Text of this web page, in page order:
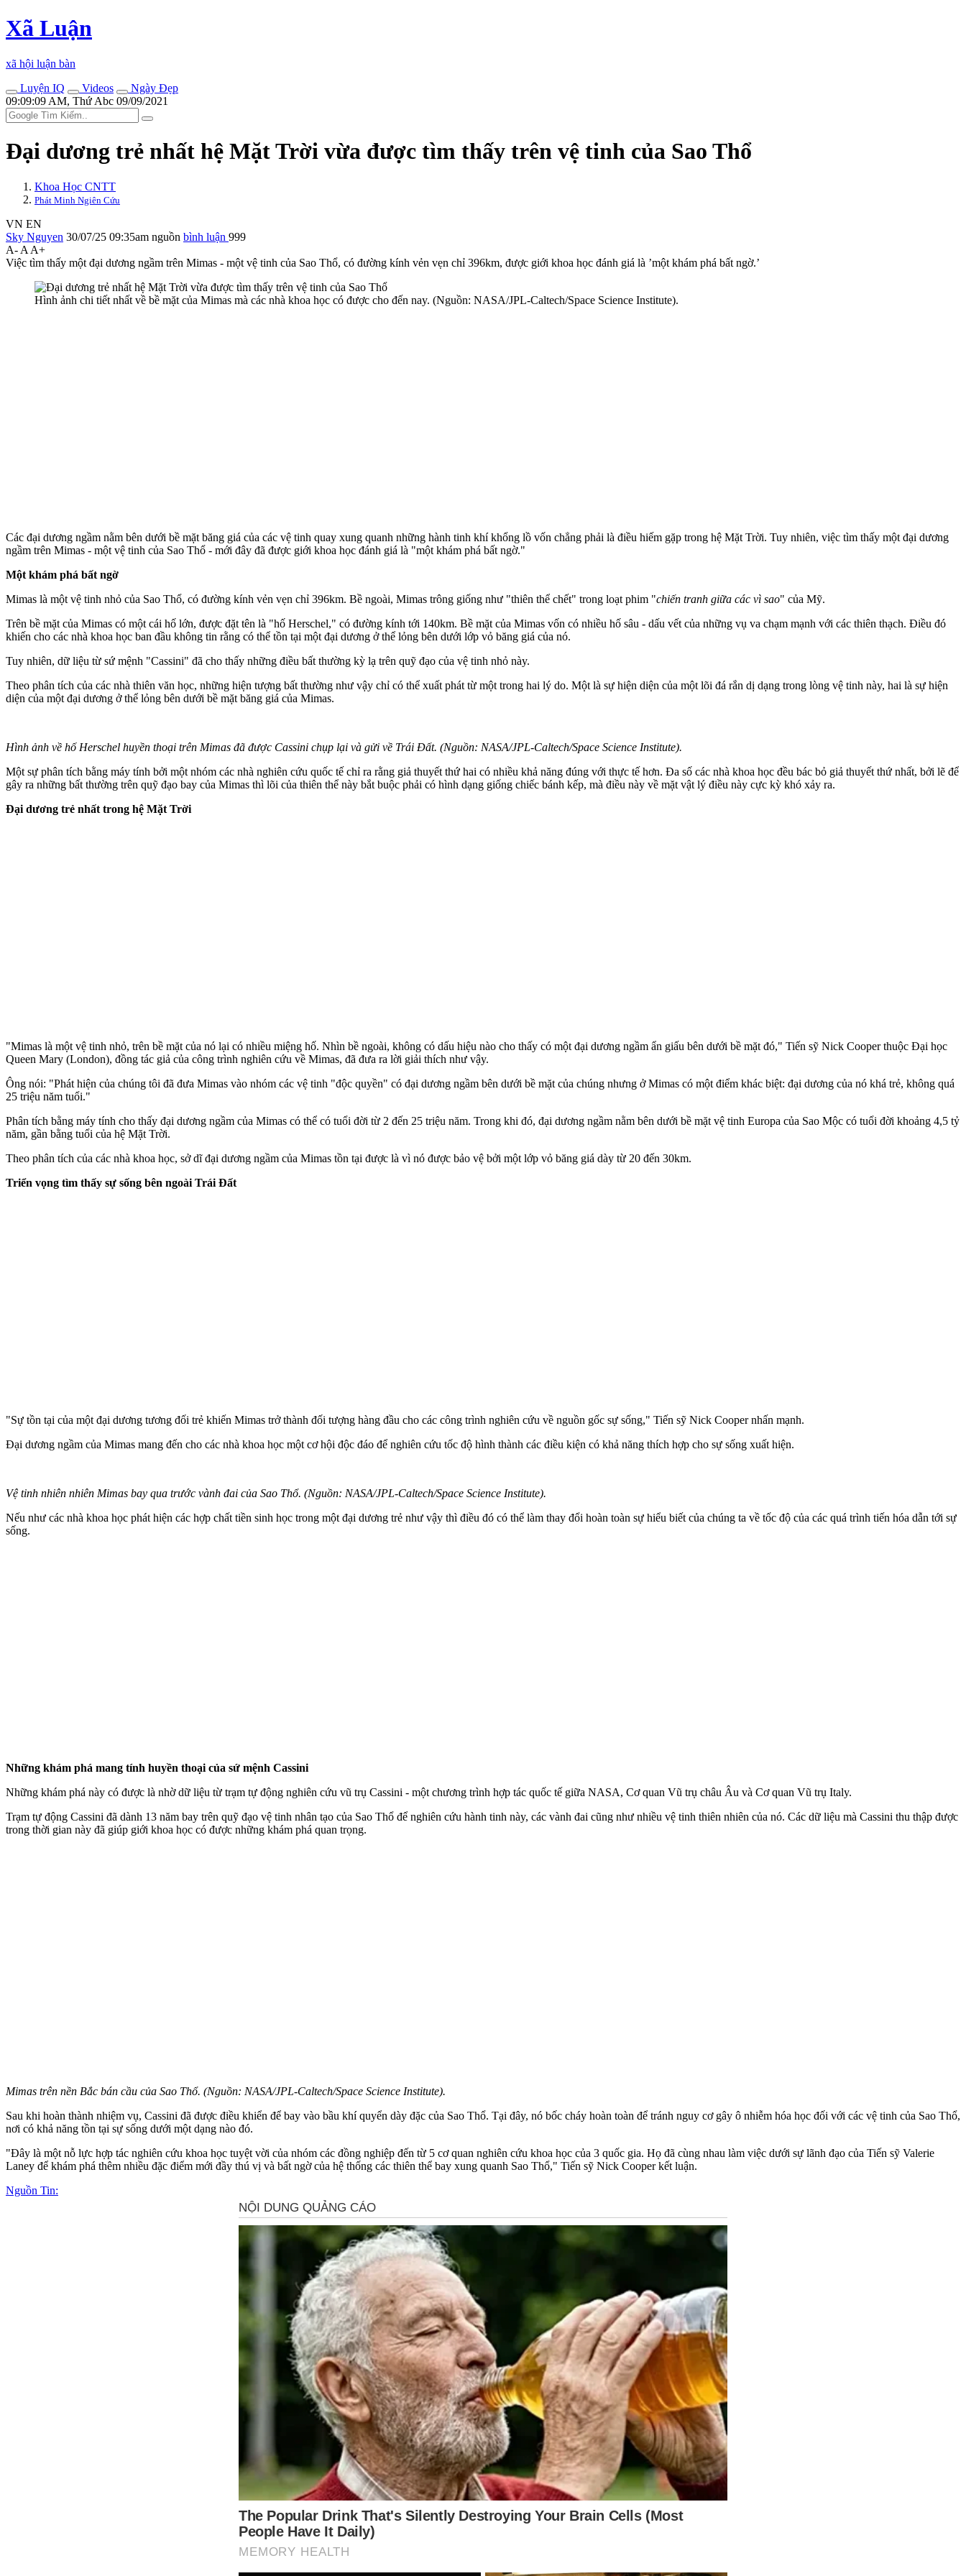
Xã Luận
xã hội luận bàn
Luyện IQ
Videos
Ngày Đẹp
09:09:09 AM, Thứ Abc 09/09/2021
Đại dương trẻ nhất hệ Mặt Trời vừa được tìm thấy trên vệ tinh của Sao Thổ
Khoa Học CNTT
Phát Minh Ngiên Cứu
VN EN
Sky Nguyen 30/07/25 09:35am nguồn bình luận 999
A- A A+
Việc tìm thấy một đại dương ngầm trên Mimas - một vệ tinh của Sao Thổ, có đường kính vẻn vẹn chỉ 396km, được giới khoa học đánh giá là ’một khám phá bất ngờ.’
Hình ảnh chi tiết nhất về bề mặt của Mimas mà các nhà khoa học có được cho đến nay. (Nguồn: NASA/JPL-Caltech/Space Science Institute).
Các đại dương ngầm nằm bên dưới bề mặt băng giá của các vệ tinh quay xung quanh những hành tinh khí khổng lồ vốn chẳng phải là điều hiếm gặp trong hệ Mặt Trời. Tuy nhiên, việc tìm thấy một đại dương
ngầm trên Mimas - một vệ tinh của Sao Thổ - mới đây đã được giới khoa học đánh giá là "một khám phá bất ngờ."
Một khám phá bất ngờ
Mimas là một vệ tinh nhỏ của Sao Thổ, có đường kính vẻn vẹn chỉ 396km. Bề ngoài, Mimas trông giống như "thiên thể chết" trong loạt phim "chiến tranh giữa các vì sao" của Mỹ.
Trên bề mặt của Mimas có một cái hố lớn, được đặt tên là "hố Herschel," có đường kính tới 140km. Bề mặt của Mimas vốn có nhiều hố sâu - dấu vết của những vụ va chạm mạnh với các thiên thạch. Điều đó
khiến cho các nhà khoa học ban đầu không tin rằng có thể tồn tại một đại dương ở thể lỏng bên dưới lớp vỏ băng giá của nó.
Tuy nhiên, dữ liệu từ sứ mệnh "Cassini" đã cho thấy những điều bất thường kỳ lạ trên quỹ đạo của vệ tinh nhỏ này.
Theo phân tích của các nhà thiên văn học, những hiện tượng bất thường như vậy chỉ có thể xuất phát từ một trong hai lý do. Một là sự hiện diện của một lõi đá rắn dị dạng trong lòng vệ tinh này, hai là sự hiện
diện của một đại dương ở thể lỏng bên dưới bề mặt băng giá của Mimas.
Hình ảnh về hố Herschel huyền thoại trên Mimas đã được Cassini chụp lại và gửi về Trái Đất. (Nguồn: NASA/JPL-Caltech/Space Science Institute).
Một sự phân tích bằng máy tính bởi một nhóm các nhà nghiên cứu quốc tế chỉ ra rằng giả thuyết thứ hai có nhiều khả năng đúng với thực tế hơn. Đa số các nhà khoa học đều bác bỏ giả thuyết thứ nhất, bởi lẽ để
gây ra những bất thường trên quỹ đạo bay của Mimas thì lõi của thiên thể này bắt buộc phải có hình dạng giống chiếc bánh kếp, mà điều này về mặt vật lý điều này cực kỳ khó xảy ra.
Đại dương trẻ nhất trong hệ Mặt Trời
"Mimas là một vệ tinh nhỏ, trên bề mặt của nó lại có nhiều miệng hố. Nhìn bề ngoài, không có dấu hiệu nào cho thấy có một đại dương ngầm ẩn giấu bên dưới bề mặt đó," Tiến sỹ Nick Cooper thuộc Đại học
Queen Mary (London), đồng tác giả của công trình nghiên cứu về Mimas, đã đưa ra lời giải thích như vậy.
Ông nói: "Phát hiện của chúng tôi đã đưa Mimas vào nhóm các vệ tinh "độc quyền" có đại dương ngầm bên dưới bề mặt của chúng nhưng ở Mimas có một điểm khác biệt: đại dương của nó khá trẻ, không quá
25 triệu năm tuổi."
Phân tích bằng máy tính cho thấy đại dương ngầm của Mimas có thể có tuổi đời từ 2 đến 25 triệu năm. Trong khi đó, đại dương ngầm nằm bên dưới bề mặt vệ tinh Europa của Sao Mộc có tuổi đời khoảng 4,5 tỷ
năm, gần bằng tuổi của hệ Mặt Trời.
Theo phân tích của các nhà khoa học, sở dĩ đại dương ngầm của Mimas tồn tại được là vì nó được bảo vệ bởi một lớp vỏ băng giá dày từ 20 đến 30km.
Triển vọng tìm thấy sự sống bên ngoài Trái Đất
"Sự tồn tại của một đại dương tương đối trẻ khiến Mimas trở thành đối tượng hàng đầu cho các công trình nghiên cứu về nguồn gốc sự sống," Tiến sỹ Nick Cooper nhấn mạnh.
Đại dương ngầm của Mimas mang đến cho các nhà khoa học một cơ hội độc đáo để nghiên cứu tốc độ hình thành các điều kiện có khả năng thích hợp cho sự sống xuất hiện.
Vệ tinh nhiên nhiên Mimas bay qua trước vành đai của Sao Thổ. (Nguồn: NASA/JPL-Caltech/Space Science Institute).
Nếu như các nhà khoa học phát hiện các hợp chất tiền sinh học trong một đại dương trẻ như vậy thì điều đó có thể làm thay đổi hoàn toàn sự hiểu biết của chúng ta về tốc độ của các quá trình tiến hóa dẫn tới sự
sống.
Những khám phá mang tính huyền thoại của sứ mệnh Cassini
Những khám phá này có được là nhờ dữ liệu từ trạm tự động nghiên cứu vũ trụ Cassini - một chương trình hợp tác quốc tế giữa NASA, Cơ quan Vũ trụ châu Âu và Cơ quan Vũ trụ Italy.
Trạm tự động Cassini đã dành 13 năm bay trên quỹ đạo vệ tinh nhân tạo của Sao Thổ để nghiên cứu hành tinh này, các vành đai cũng như nhiều vệ tinh thiên nhiên của nó. Các dữ liệu mà Cassini thu thập được
trong thời gian này đã giúp giới khoa học có được những khám phá quan trọng.
Mimas trên nền Bắc bán cầu của Sao Thổ. (Nguồn: NASA/JPL-Caltech/Space Science Institute).
Sau khi hoàn thành nhiệm vụ, Cassini đã được điều khiển để bay vào bầu khí quyển dày đặc của Sao Thổ. Tại đây, nó bốc cháy hoàn toàn để tránh nguy cơ gây ô nhiễm hóa học đối với các vệ tinh của Sao Thổ,
nơi có khả năng tồn tại sự sống dưới một dạng nào đó.
"Đây là một nỗ lực hợp tác nghiên cứu khoa học tuyệt vời của nhóm các đồng nghiệp đến từ 5 cơ quan nghiên cứu khoa học của 3 quốc gia. Họ đã cùng nhau làm việc dưới sự lãnh đạo của Tiến sỹ Valerie
Laney để khám phá thêm nhiều đặc điểm mới đầy thú vị và bất ngờ của hệ thống các thiên thể bay xung quanh Sao Thổ," Tiến sỹ Nick Cooper kết luận.
Nguồn Tin: